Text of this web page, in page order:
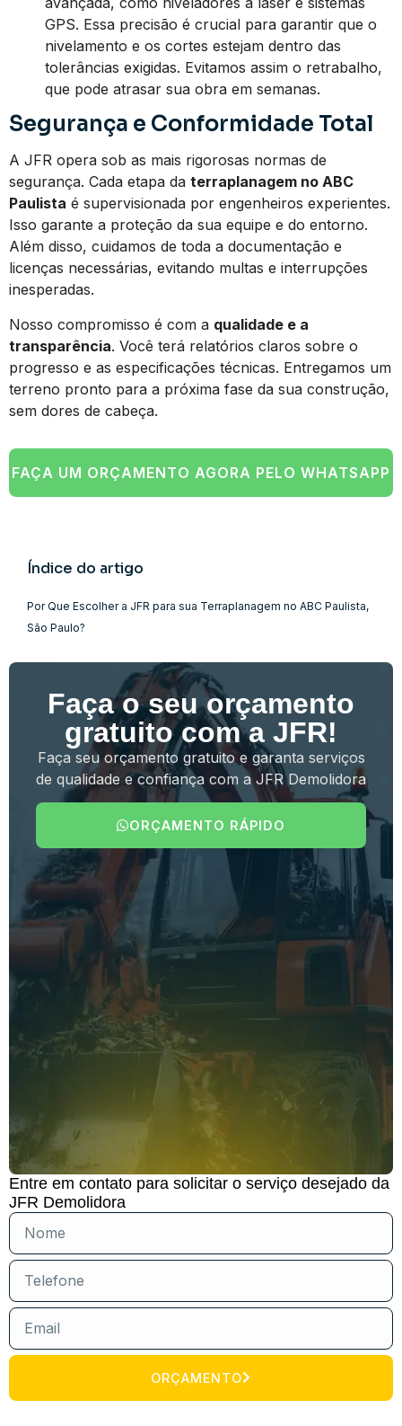
GPS. Essa precisão é crucial para garantir que o
nivelamento e os cortes estejam dentro das
tolerâncias exigidas. Evitamos assim o retrabalho,
que pode atrasar sua obra em semanas.
Segurança e Conformidade Total
A JFR opera sob as mais rigorosas normas de
segurança. Cada etapa da terraplanagem no ABC
Paulista é supervisionada por engenheiros experientes.
Isso garante a proteção da sua equipe e do entorno.
Além disso, cuidamos de toda a documentação e
licenças necessárias, evitando multas e interrupções
inesperadas.
Nosso compromisso é com a qualidade e a
transparência. Você terá relatórios claros sobre o
progresso e as especificações técnicas. Entregamos um
terreno pronto para a próxima fase da sua construção,
sem dores de cabeça.
FAÇA UM ORÇAMENTO AGORA PELO WHATSAPP
Índice do artigo
Por Que Escolher a JFR para sua Terraplanagem no ABC Paulista,
São Paulo?
Faça o seu orçamento
gratuito com a JFR!
Faça seu orçamento gratuito e garanta serviços
de qualidade e confiança com a JFR Demolidora
ORÇAMENTO RÁPIDO
Entre em contato para solicitar o serviço desejado da
JFR Demolidora
ORÇAMENTO